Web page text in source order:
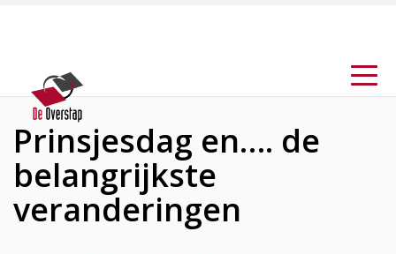
Prinsjesdag en…. de
belangrijkste
veranderingen